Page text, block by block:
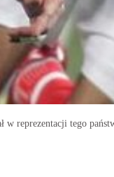
reprezentacji tego